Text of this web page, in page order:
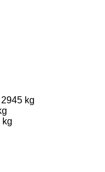
2945 kg
kg